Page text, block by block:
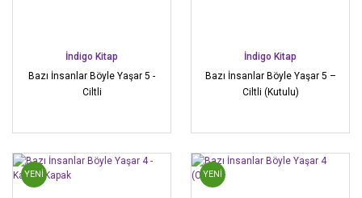
İndigo Kitap
Bazı İnsanlar Böyle Yaşar 5 -
Ciltli
İndigo Kitap
Bazı İnsanlar Böyle Yaşar 5 –
Ciltli (Kutulu)
YENİ YENİ